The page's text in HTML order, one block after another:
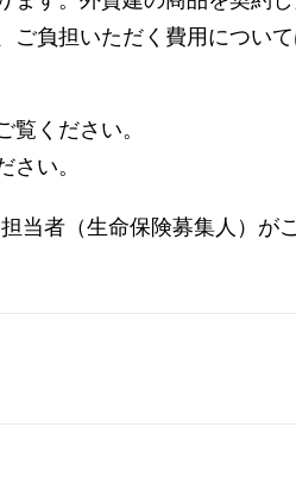
負担いただく費用につい
ください。
い。
当者（生命保険募集人）が